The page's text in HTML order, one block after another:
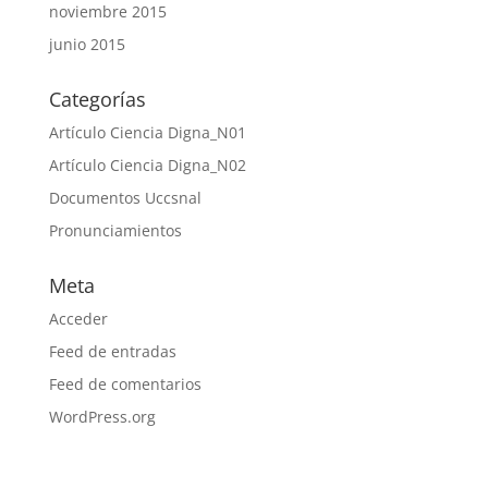
noviembre 2015
junio 2015
Categorías
Artículo Ciencia Digna_N01
Artículo Ciencia Digna_N02
Documentos Uccsnal
Pronunciamientos
Meta
Acceder
Feed de entradas
Feed de comentarios
WordPress.org